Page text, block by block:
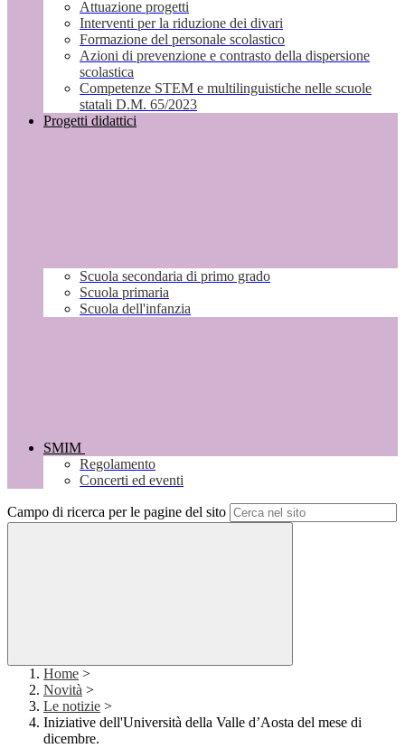
Attuazione progetti
Interventi per la riduzione dei divari
Formazione del personale scolastico
Azioni di prevenzione e contrasto della dispersione
scolastica
Competenze STEM e multilinguistiche nelle scuole
statali D.M. 65/2023
Progetti didattici
Scuola secondaria di primo grado
Scuola primaria
Scuola dell'infanzia
SMIM
Regolamento
Concerti ed eventi
Campo di ricerca per le pagine del sito
Home >
Novità >
Le notizie >
Iniziative dell'Università della Valle d’Aosta del mese di
dicembre.